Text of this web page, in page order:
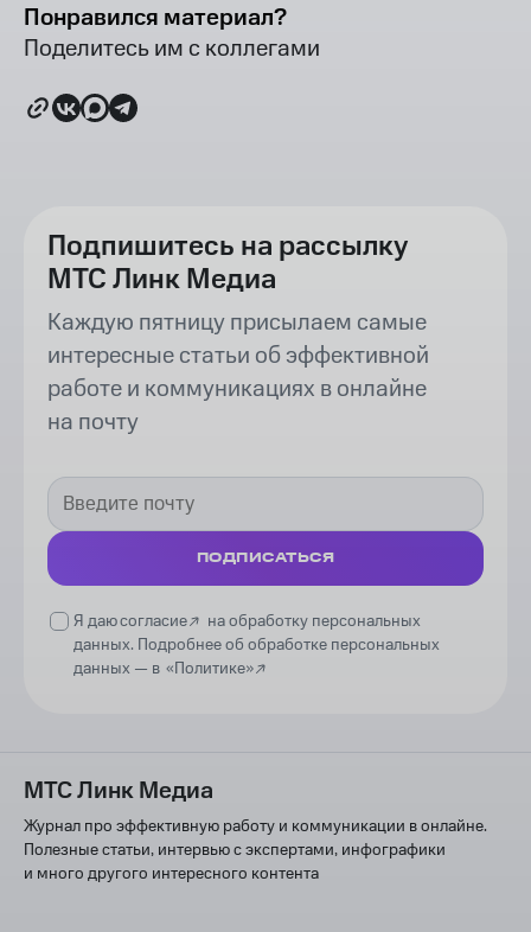
Понравился материал?
Поделитесь им с коллегами
Подпишитесь на рассылку
МТС Линк Медиа
Каждую пятницу присылаем самые
интересные статьи об эффективной
работе и коммуникациях в онлайне
на почту
ПОДПИСАТЬСЯ
Я даюсогласие
на обработку персональных
данных. Подробнее об обработке персональных
данных — в «Политике»
МТС Линк Медиа
Журнал про эффективную работу и коммуникации в онлайне.
Полезные статьи, интервью с экспертами, инфографики
и много другого интересного контента